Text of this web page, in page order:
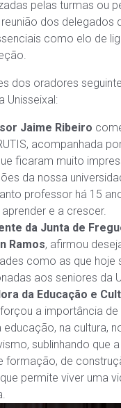
pelas turmas ou
reunião dos delegados
como elo de
dos oradores
Unisseixal:
Jaime Ribeiro
acompanhada
ficaram muito
da nossa
professor há 15
e a crescer.
da Junta de
Ramos, afirmou
como as que hoje
aos seniores da
da Educação e
a importância de
educação, na cultura,
sublinhando que
formação, de
permite viver uma